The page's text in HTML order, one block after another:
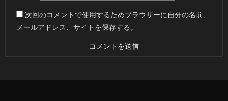
次回のコメントで使用するためブラウザーに自分の名前、
メールアドレス、サイトを保存する。